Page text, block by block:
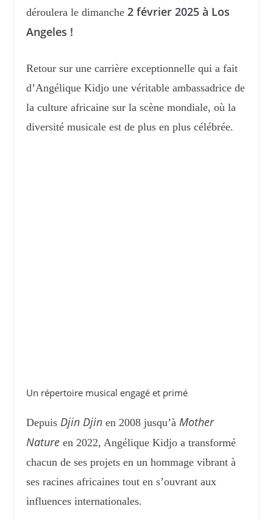
déroulera le dimanche 2 février 2025 à Los
Angeles !
Retour sur une carrière exceptionnelle qui a fait
d’Angélique Kidjo une véritable ambassadrice de
la culture africaine sur la scène mondiale, où la
diversité musicale est de plus en plus célébrée.
Un répertoire musical engagé et primé
Depuis Djin Djinen 2008 jusqu’à Mother
Natureen 2022, Angélique Kidjo a transformé
chacun de ses projets en un hommage vibrant à
ses racines africaines tout en s’ouvrant aux
influences internationales.